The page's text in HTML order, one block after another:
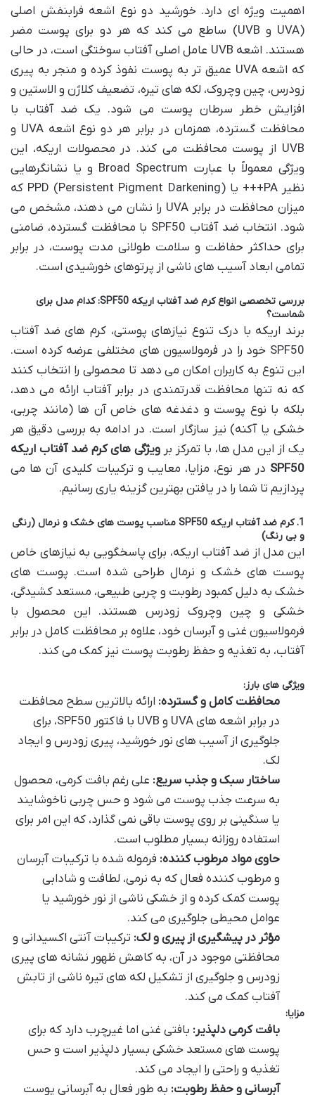
اهمیت ویژه ای دارد. خورشید دو نوع اشعه فرابنفش اصلی
(UVA و UVB) ساطع می کند که هر دو برای پوست مضر
هستند. اشعه UVB عامل اصلی آفتاب سوختگی است، در حالی
که اشعه UVA عمیق تر به پوست نفوذ کرده و منجر به پیری
زودرس، چین وچروک، لکه های تیره، تضعیف کلاژن و الاستین و
افزایش خطر سرطان پوست می شود. یک ضد آفتاب با
محافظت گسترده، همزمان در برابر هر دو نوع اشعه UVA و
UVB از پوست محافظت می کند. در محصولات اریکه، این
ویژگی معمولاً با عبارت Broad Spectrum و یا نشانگرهایی
نظیر PA+++ یا PPD (Persistent Pigment Darkening) که
میزان محافظت در برابر UVA را نشان می دهند، مشخص می
شود. انتخاب ضد آفتاب SPF50 با محافظت گسترده، ضامنی
برای حداکثر حفاظت و سلامت طولانی مدت پوست، در برابر
تمامی ابعاد آسیب های ناشی از پرتوهای خورشیدی است.
بررسی تخصصی انواع کرم ضد آفتاب اریکه SPF50: کدام مدل برای
شماست؟
برند اریکه با درک تنوع نیازهای پوستی، کرم های ضد آفتاب
SPF50 خود را در فرمولاسیون های مختلفی عرضه کرده است.
این تنوع به کاربران امکان می دهد تا محصولی را انتخاب کنند
که نه تنها محافظت قدرتمندی در برابر آفتاب ارائه می دهد،
بلکه با نوع پوست و دغدغه های خاص آن ها (مانند چربی،
خشکی یا آکنه) نیز سازگار است. در ادامه به بررسی دقیق هر
یک از این مدل ها، با تمرکز بر ویژگی های کرم ضد آفتاب اریکه
SPF50 در هر نوع، مزایا، معایب و ترکیبات کلیدی آن ها می
پردازیم تا شما را در یافتن بهترین گزینه یاری رسانیم.
1. کرم ضد آفتاب اریکه SPF50 مناسب پوست های خشک و نرمال (رنگی
و بی رنگ)
این مدل از ضد آفتاب اریکه، برای پاسخگویی به نیازهای خاص
پوست های خشک و نرمال طراحی شده است. پوست های
خشک به دلیل کمبود رطوبت و چربی طبیعی، مستعد کشیدگی،
خشکی و چین وچروک زودرس هستند. این محصول با
فرمولاسیون غنی و آبرسان خود، علاوه بر محافظت کامل در برابر
آفتاب، به تغذیه و حفظ رطوبت پوست نیز کمک می کند.
ویژگی های بارز:
محافظت کامل و گسترده: ارائه بالاترین سطح محافظت
در برابر اشعه های UVA و UVB با فاکتور SPF50، برای
جلوگیری از آسیب های نور خورشید، پیری زودرس و ایجاد
لک.
ساختار سبک و جذب سریع: علی رغم بافت کرمی، محصول
به سرعت جذب پوست می شود و حس چربی ناخوشایند
یا سنگینی بر روی پوست باقی نمی گذارد، که این امر برای
استفاده روزانه بسیار مطلوب است.
حاوی مواد مرطوب کننده: فرموله شده با ترکیبات آبرسان
و مرطوب کننده فعال که به نرمی، لطافت و شادابی
پوست کمک کرده و از خشکی ناشی از نور خورشید یا
عوامل محیطی جلوگیری می کند.
مؤثر در پیشگیری از پیری و لک: ترکیبات آنتی اکسیدانی و
محافظتی موجود در آن، به کاهش ظهور نشانه های پیری
زودرس و جلوگیری از تشکیل لکه های تیره ناشی از تابش
آفتاب کمک می کند.
مزایا:
بافت کرمی دلپذیر: بافتی غنی اما غیرچرب دارد که برای
پوست های مستعد خشکی بسیار دلپذیر است و حس
تغذیه و راحتی را ایجاد می کند.
آبرسانی و حفظ رطوبت: به طور فعال به آبرسانی پوست